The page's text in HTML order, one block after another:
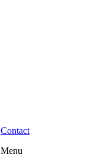
Contact
Menu